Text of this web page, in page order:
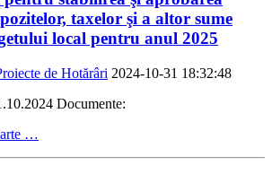
taxelor şi a altor sume
local pentru anul 2025
de Hotărâri 2024-10-31 18:32:48
Documente:
…